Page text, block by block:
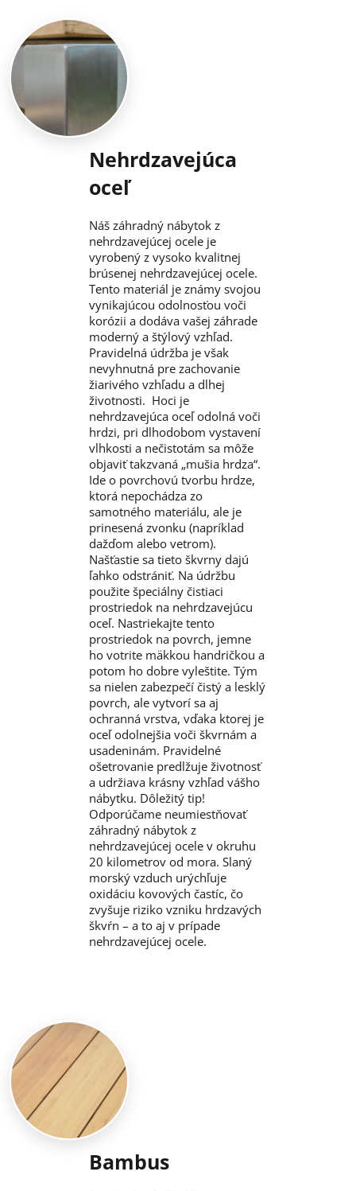
Nehrdzavejúca
oceľ
Náš záhradný nábytok z
nehrdzavejúcej ocele je
vyrobený z vysoko kvalitnej
brúsenej nehrdzavejúcej ocele.
Tento materiál je známy svojou
vynikajúcou odolnosťou voči
korózii a dodáva vašej záhrade
moderný a štýlový vzhľad.
Pravidelná údržba je však
nevyhnutná pre zachovanie
žiarivého vzhľadu a dlhej
životnosti. Hoci je
nehrdzavejúca oceľ odolná voči
hrdzi, pri dlhodobom vystavení
vlhkosti a nečistotám sa môže
objaviť takzvaná „mušia hrdza“.
Ide o povrchovú tvorbu hrdze,
ktorá nepochádza zo
samotného materiálu, ale je
prinesená zvonku (napríklad
dažďom alebo vetrom).
Našťastie sa tieto škvrny dajú
ľahko odstrániť. Na údržbu
použite špeciálny čistiaci
prostriedok na nehrdzavejúcu
oceľ. Nastriekajte tento
prostriedok na povrch, jemne
ho votrite mäkkou handričkou a
potom ho dobre vyleštite. Tým
sa nielen zabezpečí čistý a lesklý
povrch, ale vytvorí sa aj
ochranná vrstva, vďaka ktorej je
oceľ odolnejšia voči škvrnám a
usadeninám. Pravidelné
ošetrovanie predlžuje životnosť
a udržiava krásny vzhľad vášho
nábytku. Dôležitý tip!
Odporúčame neumiestňovať
záhradný nábytok z
nehrdzavejúcej ocele v okruhu
20 kilometrov od mora. Slaný
morský vzduch urýchľuje
oxidáciu kovových častíc, čo
zvyšuje riziko vzniku hrdzavých
škvŕn – a to aj v prípade
nehrdzavejúcej ocele.
Bambus